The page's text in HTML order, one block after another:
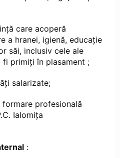
care acoperă
a hranei, igienă, educaţie
săi, inclusiv cele ale
primiţi în plasament ;
salarizate;
profesională
Ialomița
: